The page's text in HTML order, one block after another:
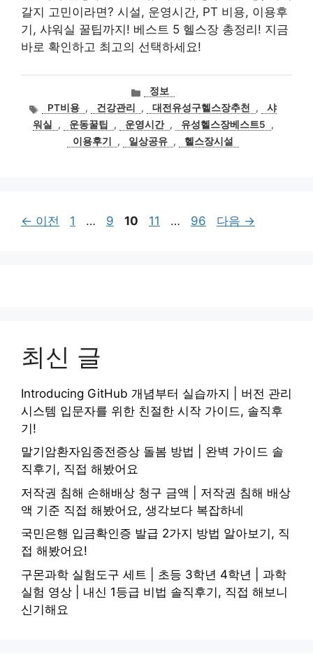
갈지 고민이라면? 시설, 운영시간, PT 비용, 이용후
기, 샤워실 꿀팁까지! 베스트 5 헬스장 총정리! 지금
바로 확인하고 최고의 선택하세요!
카
테
고
리
정보
태
그
PT비용 , 건강관리 , 대전유성구헬스장추천 ,
샤
워실
, 운동꿀팁 , 운영시간 , 유성헬스장베스트5
,
이용후기
, 일상공유 , 헬스장시설
← 이전
페
1 …
페
9
페
10
페
11 …
페
96 다음 →
최신 글
Introducing GitHub 개념부터 실습까지 | 버전 관리
시스템 입문자를 위한 친절한 시작 가이드, 솔직후
기!
말기암환자임종전증상 돌봄 방법 | 완벽 가이드 솔
직후기, 직접 해봤어요
저작권 침해 손해배상 청구 금액 | 저작권 침해 배상
액 기준 직접 해봤어요, 생각보다 복잡하네
국민은행 입금확인증 발급 2가지 방법 알아보기, 직
접 해봤어요!
구몬과학 실험도구 세트 | 초등 3학년 4학년 | 과학
실험 영상 | 내신 1등급 비법 솔직후기, 직접 해보니
신기해요